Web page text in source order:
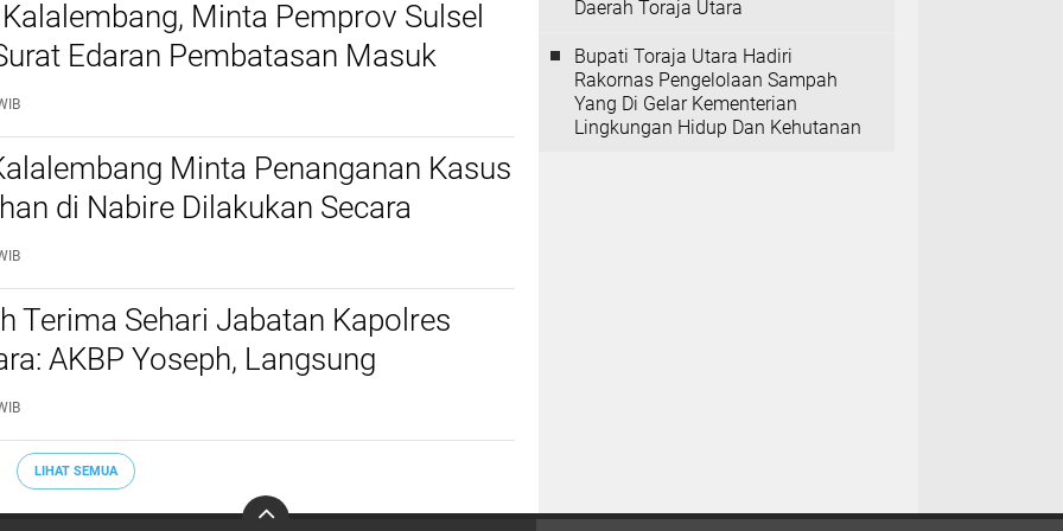
Minta Pemprov Sulsel
Edaran Pembatasan Masuk
Tana Toraja dan Toraja
Minta Penanganan Kasus
di Nabire Dilakukan Secara
dan Sesuai Prosedur Hukum
Terima Sehari Jabatan Kapolres
AKBP Yoseph, Langsung
URC Resmob SatReskrim Tangkap
Seksual Anak
LIHAT SEMUA
Daerah Toraja Utara
Bupati Toraja Utara Hadiri
Rakornas Pengelolaan Sampah
Yang Di Gelar Kementerian
Lingkungan Hidup Dan Kehutanan